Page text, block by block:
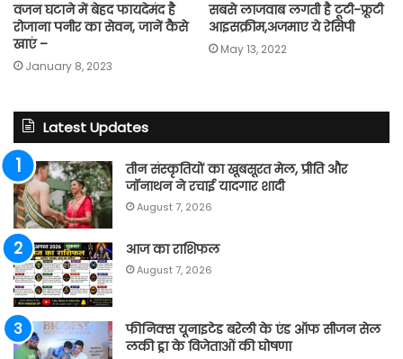
वजन घटाने में बेहद फायदेमंद है
रोजाना पनीर का सेवन, जानें कैसे
खाएं –
January 8, 2023
सबसे लाजवाब लगती है टूटी-फ्रूटी
आइसक्रीम,अजमाए ये रेसिपी
May 13, 2022
Latest Updates
तीन संस्कृतियों का खूबसूरत मेल, प्रीति और
जॉनाथन ने रचाई यादगार शादी
August 7, 2026
आज का राशिफल
August 7, 2026
फीनिक्स यूनाइटेड बरेली के एंड ऑफ सीजन सेल
लकी ड्रा के विजेताओं की घोषणा